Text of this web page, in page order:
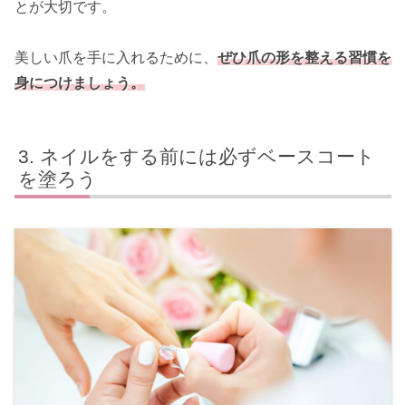
とが大切です。
美しい爪を手に入れるために、 ぜひ爪の形を整える習慣を
身につけましょう。
ネイルをする前には必ずベースコート
を塗ろう